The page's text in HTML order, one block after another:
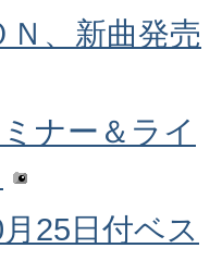
Ｎ、新曲発売
ナー＆ライ
25日付ベス